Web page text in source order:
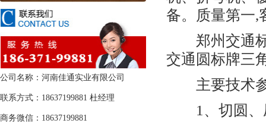
公司名称：河南佳通实业有限公司
联系方式：18637199881 杜经理
商务微信：18637199881
备。质量第一,
郑州交通标
交通圆标牌三
主要技术
1、切圆、